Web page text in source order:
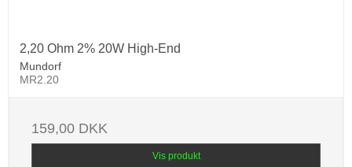
2,20 Ohm 2% 20W High-End
Mundorf
MR2.20
159,00 DKK
Vis produkt